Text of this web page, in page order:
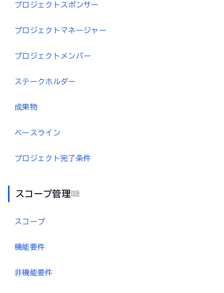
プロジェクトスポンサー
プロジェクトマネージャー
プロジェクトメンバー
ステークホルダー
成果物
ベースライン
プロジェクト完了条件
スコープ管理8語
スコープ
機能要件
非機能要件